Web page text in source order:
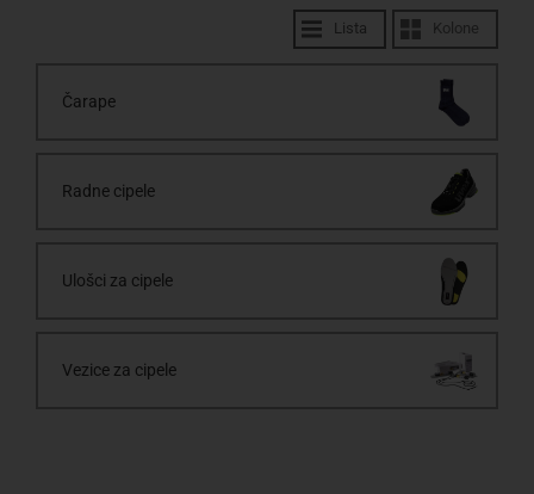
Lista Kolone
Čarape
Radne cipele
Ulošci za cipele
Vezice za cipele